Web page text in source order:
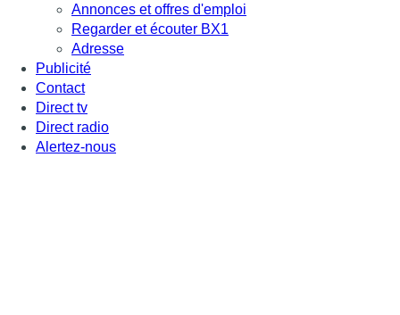
Annonces et offres d'emploi
Regarder et écouter BX1
Adresse
Publicité
Contact
Direct tv
Direct radio
Alertez-nous